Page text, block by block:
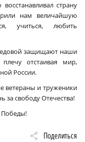
страну
нам величайшую
учиться, любить
защищают наши
отстаивая мир,
России.
ветераны и труженики
за свободу Отечества!
Победы!
Поделиться